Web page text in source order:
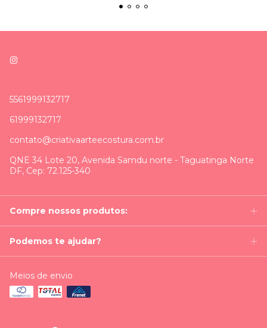
5561999132717
61999132717
contato@criativaarteecostura.com.br
QNE 34 Lote 20, Avenida Samdu norte - Taguatinga Norte
DF, Cep: 72.125-340
Compre nossos produtos:
Podemos te ajudar?
Meios de envio